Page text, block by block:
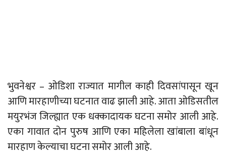
भुवनेश्वर – ओडिशा राज्यात मागील काही दिवसांपासून खून
आणि मारहाणीच्या घटनात वाढ झाली आहे. आता ओडिसतील
मयुरभंज जिल्ह्यात एक धक्कादायक घटना समोर आली आहे.
एका गावात दोन पुरुष आणि एका महिलेला खांबाला बांधून
मारहाण केल्याचा घटना समोर आली आहे.